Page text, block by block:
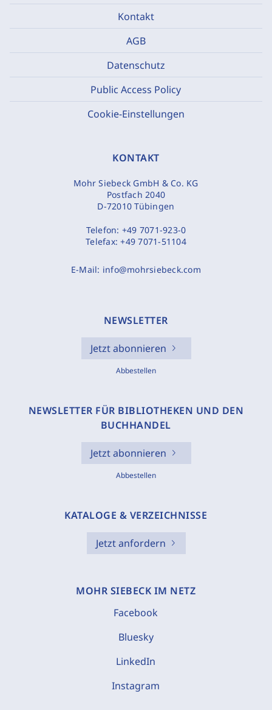
Kontakt
AGB
Datenschutz
Public Access Policy
Cookie-Einstellungen
KONTAKT
Mohr Siebeck GmbH & Co. KG
Postfach 2040
D-72010 Tübingen
Telefon: +49 7071-923-0
Telefax:+49 7071-51104
E-Mail: info@mohrsiebeck.com
NEWSLETTER
Jetzt abonnieren
Abbestellen
NEWSLETTER FÜR BIBLIOTHEKEN UND DEN
BUCHHANDEL
Jetzt abonnieren
Abbestellen
KATALOGE & VERZEICHNISSE
Jetzt anfordern
MOHR SIEBECK IM NETZ
Facebook
Bluesky
LinkedIn
Instagram